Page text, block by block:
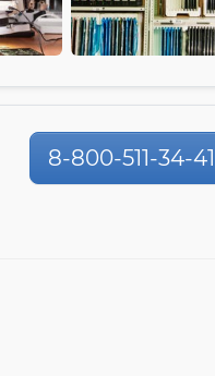
8-800-511-34-41